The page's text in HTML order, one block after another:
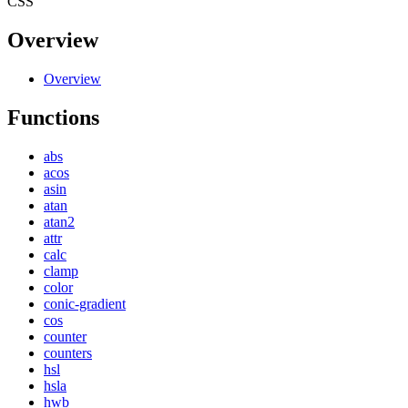
Overview
Overview
Functions
abs
acos
asin
atan
atan2
attr
calc
clamp
color
conic-gradient
cos
counter
counters
hsl
hsla
hwb